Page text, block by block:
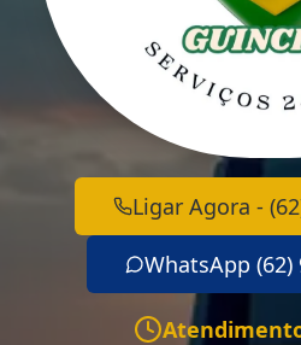
Ligar Agora -
WhatsApp (62)